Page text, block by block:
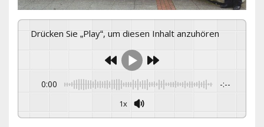
Drücken Sie „Play“, um diesen Inhalt anzuhören
0:00 -:--
1x